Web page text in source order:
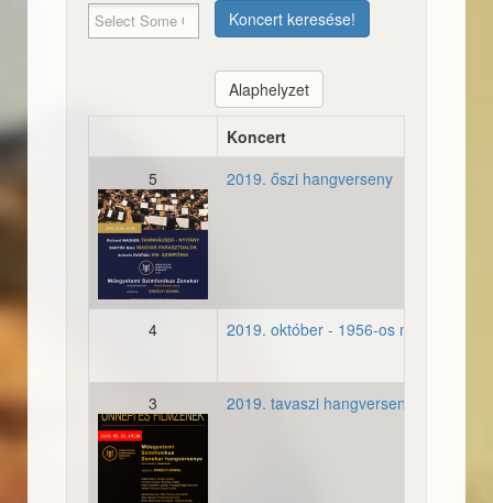
Koncert keresése!
Alaphelyzet
Koncert
5
20191206_plakat.jpg
2019. őszi hangverseny
4 2019. október - 1956-os
3
20190531-plakat.jpg
2019. tavaszi hangverseny - Ünnepi